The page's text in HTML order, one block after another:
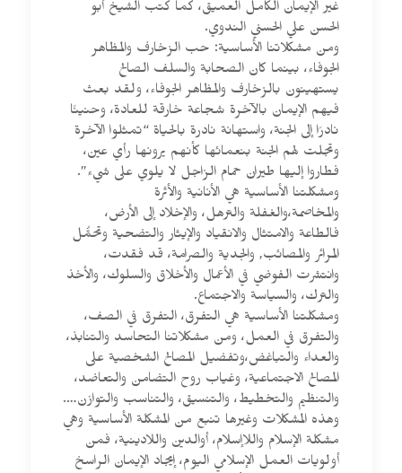
غير الإيمان الكامل العميق، كما كتب الشيخ أبو
الحسن علي الحسني الندوي.
ومن مشكلاتنا الأساسية: حب الزخارف والمظاهر
الجوفاء، بينما كان الصحابة والسلف الصالح
يستهينون بالزخارف والمظاهر الجوفاء، ولقد بعث
فيهم الإيمان بالآخرة شجاعة خارقة للعادة، وحنينًا
نادرًا إلى الجنة، واستهانة نادرة بالحياة “تمثلوا الآخرة
وتجلت لهم الجنة بنعمائها كأنهم يرونها رأي عين،
فطاروا إليها طيران حمام الزاجل لا يلوي على شيء”.
ومشكلتنا الأساسية هي الأنانية والأثرة
والمخاصمة،والغفلة والترهل، والإخلاد إلى الأرض،
فالطاعة والامتثال والانقياد والإيثار والتضحية وتحمُّل
المرائر والمصائب, والجدية والصرامة، قد فقدت،
وانتشرت الفوضي في الأعمال والأخلاق والسلوك، والأخذ
والترك، والسياسة والاجتماع.
ومشكلتنا الأساسية هي التفرق، التفرق في الصف،
والتفرق في العمل، ومن مشكلاتنا التحاسد والتنابذ،
والعداء والتباغض،وتفضيل المصالح الشخصية على
المصالح الاجتماعية، وغياب روح التضامن والتعاضد،
والتنظيم والتخطيط، والتنسيق، والتناسب والتوازن….
وهذه المشكلات وغيرها تنبع من المشكلة الأساسية وهي
مشكلة الإسلام واللاإسلام، أوالدين واللادينية، فمن
أولويات العمل الإسلامي اليوم، إيجاد الإيمان الراسخ